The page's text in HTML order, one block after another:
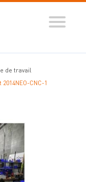
de travail
CNC-1